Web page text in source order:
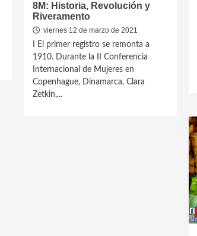
8M: Historia, Revolución y
Riveramento
viernes 12 de marzo de 2021
I El primer registro se remonta a
1910. Durante la II Conferencia
Internacional de Mujeres en
Copenhague, Dinamarca, Clara
Zetkin,...